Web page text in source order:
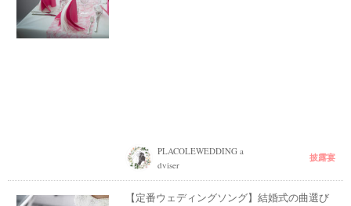
PLACOLEWEDDING a
dviser
披露宴
【定番ウェディングソング】結婚式の曲選び